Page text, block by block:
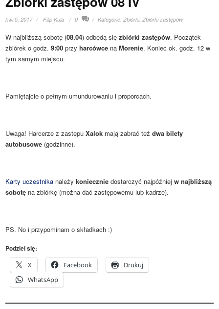
kwi 5, 2017 Filip Kula 0 Kategorie:Zbiórki,Zbiórki zastępów
W najbliższą sobotę (08.04) odbędą sięzbiórki zastępów. Początek
zbiórek o godz.9:00 przyharcówce naMorenie. Koniec ok. godz. 12 w
tym samym miejscu.
Pamiętajcie o pełnym umundurowaniu i proporcach.
Uwaga! Harcerze z zastępuXalok mają zabrać teżdwa bilety
autobusowe (godzinne).
Karty uczestnika należykoniecznie dostarczyć najpóźniejw najbliższą
sobotę na zbiórkę (można dać zastępowemu lub kadrze).
PS. No i przypominam o składkach :)
Podziel się:
X
Facebook
Drukuj
WhatsApp